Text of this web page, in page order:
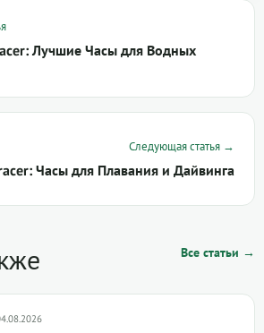
Лучшие Часы для Водных
Следующая статья →
Часы для Плавания и Дайвинга
Все статьи →